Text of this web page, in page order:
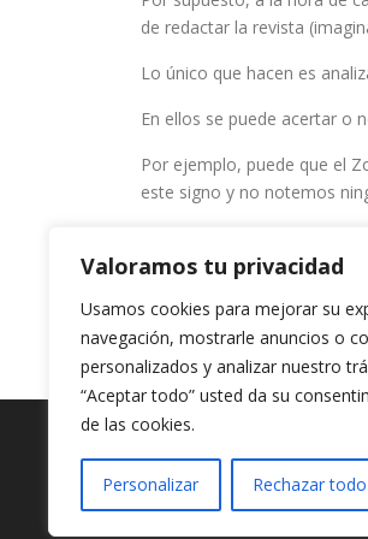
Valoramos tu privacidad
Usamos cookies para mejorar su
navegación, mostrarle anuncios o
personalizados y analizar nuestro
“Aceptar todo” usted da su
de las cookies.
Personalizar Rechazar todo
de redactar la revista
Lo único que hacen es
En ellos se puede acertar o
Por ejemplo, puede que el
este signo y no notemos
Ya te hemos dicho que es
Esta es la verdad del tarot del